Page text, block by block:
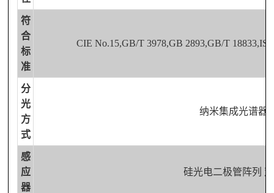
符
合
标
准
CIE No.15,GB/T 3978,GB 2893,GB/T
分
光
方
式
纳米集成光谱器
感
应
器
硅光电二极管阵列 双